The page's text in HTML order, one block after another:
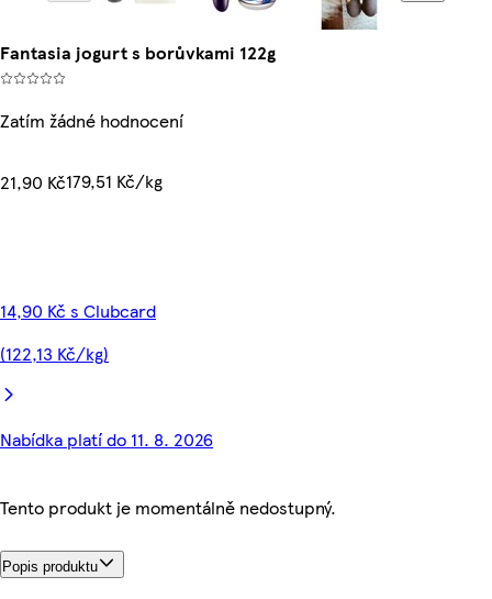
Fantasia jogurt s borůvkami 122g
Zatím žádné hodnocení
21,90 Kč179,51 Kč/kg
14,90 Kč s Clubcard
(122,13 Kč/kg)
Nabídka platí do 11. 8. 2026
Tento produkt je momentálně nedostupný.
Popis produktu